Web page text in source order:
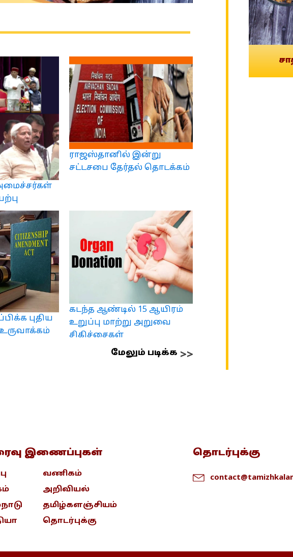
அமைச்சர்கள்
ராஜஸ்தானில் இன்று
சட்டசபை தேர்தல் தொடக்கம்
புதிய
கடந்த ஆண்டில் 15 ஆயிரம்
உறுப்பு மாற்று அறுவை
சிகிச்சைகள்
மேலும் படிக்க
இணைப்புகள்
வணிகம்
அறிவியல்
தமிழ்களஞ்சியம்
தொடர்புக்கு
தொடர்புக்கு